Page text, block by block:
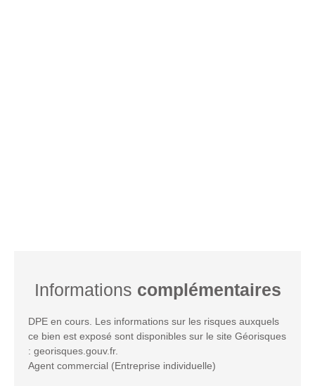
Informations complémentaires
DPE en cours. Les informations sur les risques auxquels
ce bien est exposé sont disponibles sur le site Géorisques
: georisques.gouv.fr.
Agent commercial (Entreprise individuelle)